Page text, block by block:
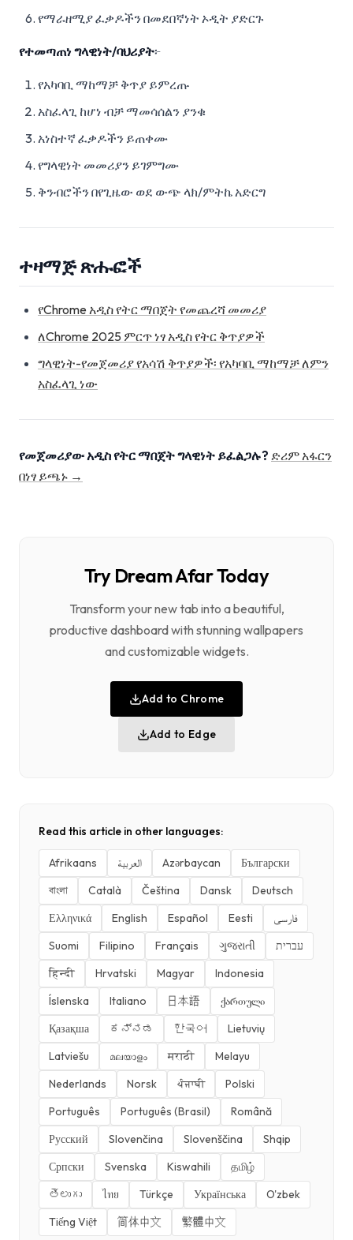
የማራዘሚያ ፈቃዶችን በመደበኛነት ኦዲት ያድርጉ
የተመጣጠነ ግላዊነት/ባህሪያት፦
የአካባቢ ማከማቻ ቅጥያ ይምረጡ
አስፈላጊ ከሆነ ብቻ ማመሳሰልን ያንቁ
አነስተኛ ፈቃዶችን ይጠቀሙ
የግላዊነት መመሪያን ይገምግሙ
ቅንብሮችን በየጊዜው ወደ ውጭ ላክ/ምትኬ አድርግ
ተዛማጅ ጽሑፎች
የChrome አዲስ የትር ማበጀት የመጨረሻ መመሪያ
ለChrome 2025 ምርጥ ነፃ አዲስ የትር ቅጥያዎች
ግላዊነት-የመጀመሪያ የአሳሽ ቅጥያዎች፡ የአካባቢ ማከማቻ ለምን
አስፈላጊ ነው
የመጀመሪያው አዲስ የትር ማበጀት ግላዊነት ይፈልጋሉ? ድሪም አፋርን
በነፃ ይጫኑ →
Try Dream Afar Today
Transform your new tab into a beautiful,
productive dashboard with stunning wallpapers
and customizable widgets.
Add to Chrome
Add to Edge
Read this article in other languages:
Afrikaans العربية Azərbaycan
Български
বাংলা
Català Čeština Dansk
Deutsch
Ελληνικά
English Español Eesti
فارسی
Suomi
Filipino Français ગુજરાતી
עברית
हिन्दी
Hrvatski Magyar
Indonesia
Íslenska
Italiano 日本語
ქართული
Қазақша
ಕನ್ನಡ 한국어
Lietuvių
Latviešu
മലയാളം मराठी
Melayu
Nederlands
Norsk ਪੰਜਾਬੀ
Polski
Português
Português (Brasil)
Română
Русский
Slovenčina Slovenščina
Shqip
Српски
Svenska Kiswahili
தமிழ்
తెలుగు
ไทย Türkçe Українська
O'zbek
Tiếng Việt
简体中文 繁體中文